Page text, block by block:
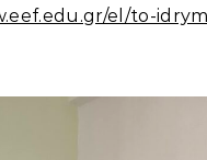
el/to-